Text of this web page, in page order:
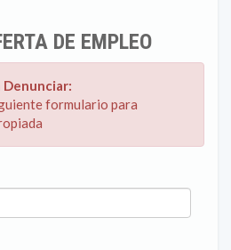
DE EMPLEO
formulario para